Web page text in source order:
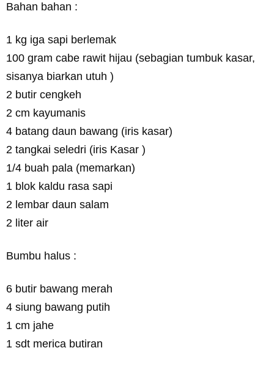
Bahan bahan :
1 kg iga sapi berlemak
100 gram cabe rawit hijau (sebagian tumbuk kasar,
sisanya biarkan utuh )
2 butir cengkeh
2 cm kayumanis
4 batang daun bawang (iris kasar)
2 tangkai seledri (iris Kasar )
1/4 buah pala (memarkan)
1 blok kaldu rasa sapi
2 lembar daun salam
2 liter air
Bumbu halus :
6 butir bawang merah
4 siung bawang putih
1 cm jahe
1 sdt merica butiran